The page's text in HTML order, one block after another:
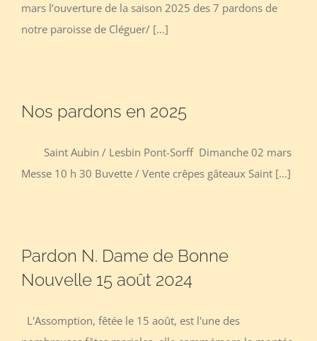
mars l’ouverture de la saison 2025 des 7 pardons de
notre paroisse de Cléguer/ [...]
Nos pardons en 2025
Saint Aubin / Lesbin Pont-Sorff Dimanche 02 mars
Messe 10 h 30 Buvette / Vente crêpes gâteaux Saint [...]
Pardon N. Dame de Bonne
Nouvelle 15 août 2024
L'Assomption, fêtée le 15 août, est l'une des